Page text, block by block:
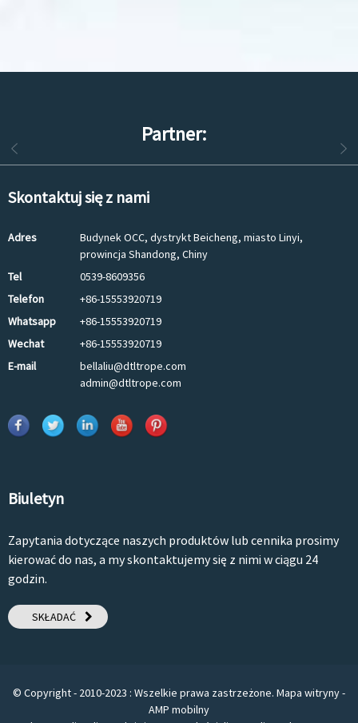
Partner:
Skontaktuj się z nami
Adres
Budynek OCC, dystrykt Beicheng, miasto Linyi,
prowincja Shandong, Chiny
Tel
0539-8609356
Telefon
+86-15553920719
Whatsapp
+86-15553920719
Wechat
+86-15553920719
E-mail
bellaliu@dtltrope.com
admin@dtltrope.com
Biuletyn
Zapytania dotyczące naszych produktów lub cennika prosimy
kierować do nas, a my skontaktujemy się z nimi w ciągu 24
godzin.
SKŁADAĆ
© Copyright - 2010-2023 : Wszelkie prawa zastrzeżone. Mapa witryny-
AMP mobilny